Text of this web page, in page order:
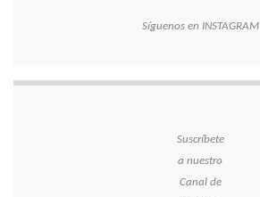
Síguenos en INSTAGRAM
Suscríbete
a nuestro
Canal de